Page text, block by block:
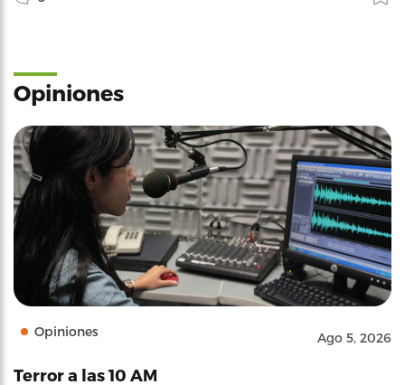
Opiniones
Opiniones Ago 5, 2026
Terror a las 10 AM